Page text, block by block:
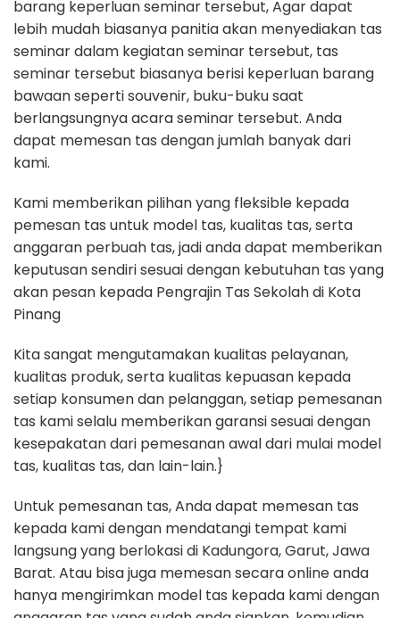
barang keperluan seminar tersebut, Agar dapat
lebih mudah biasanya panitia akan menyediakan tas
seminar dalam kegiatan seminar tersebut, tas
seminar tersebut biasanya berisi keperluan barang
bawaan seperti souvenir, buku-buku saat
berlangsungnya acara seminar tersebut. Anda
dapat memesan tas dengan jumlah banyak dari
kami.
Kami memberikan pilihan yang fleksible kepada
pemesan tas untuk model tas, kualitas tas, serta
anggaran perbuah tas, jadi anda dapat memberikan
keputusan sendiri sesuai dengan kebutuhan tas yang
akan pesan kepada Pengrajin Tas Sekolah di Kota
Pinang
Kita sangat mengutamakan kualitas pelayanan,
kualitas produk, serta kualitas kepuasan kepada
setiap konsumen dan pelanggan, setiap pemesanan
tas kami selalu memberikan garansi sesuai dengan
kesepakatan dari pemesanan awal dari mulai model
tas, kualitas tas, dan lain-lain.}
Untuk pemesanan tas, Anda dapat memesan tas
kepada kami dengan mendatangi tempat kami
langsung yang berlokasi di Kadungora, Garut, Jawa
Barat. Atau bisa juga memesan secara online anda
hanya mengirimkan model tas kepada kami dengan